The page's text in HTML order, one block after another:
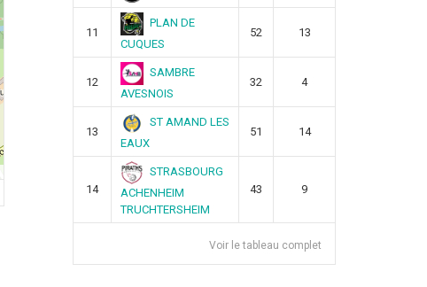
11
PLAN DE
CUQUES
52 13
12
SAMBRE
AVESNOIS
32 4
13
ST AMAND LES
EAUX
51 14
14
STRASBOURG
ACHENHEIM
TRUCHTERSHEIM
43 9
Voir le tableau complet